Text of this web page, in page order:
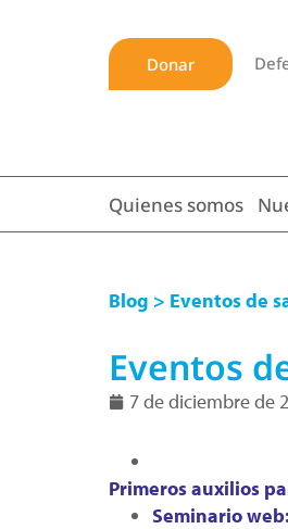
Donar
Quienes somos
Blog > Eventos de
Eventos
7 de diciembre de
Primeros auxilios
Seminario